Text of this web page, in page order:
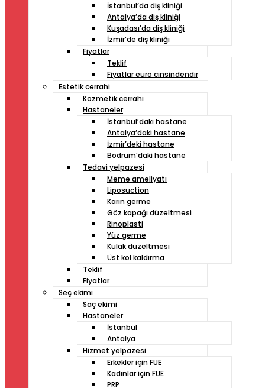
İstanbul’da diş kliniği
Antalya’da diş kliniği
Kuşadası’da diş kliniği
İzmir’de diş kliniği
Fiyatlar
Teklif
Fiyatlar euro cinsindendir
Estetik cerrahi
Kozmetik cerrahi
Hastaneler
İstanbul’daki hastane
Antalya’daki hastane
İzmir’deki hastane
Bodrum’daki hastane
Tedavi yelpazesi
Meme ameliyatı
Liposuction
Karın germe
Göz kapağı düzeltmesi
Rinoplasti
Yüz germe
Kulak düzeltmesi
Üst kol kaldırma
Teklif
Fiyatlar
Seç ekimi
Saç ekimi
Hastaneler
İstanbul
Antalya
Hizmet yelpazesi
Erkekler için FUE
Kadınlar için FUE
PRP